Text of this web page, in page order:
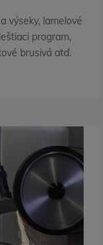
výseky, lamelové
program,
brusivá atď.